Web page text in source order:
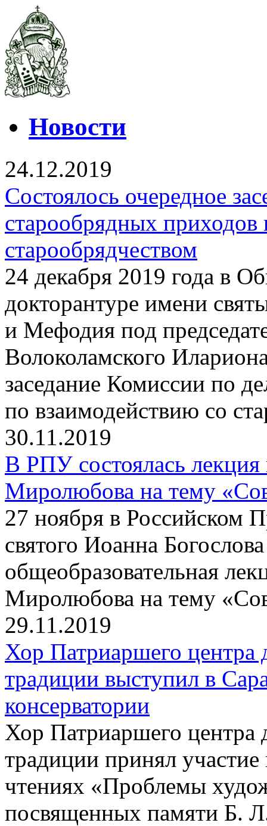
Новости
24.12.2019
Состоялось очередное
старообрядных
старообрядчеством
24 декабря 2019 года в
докторантуре имени
и Мефодия под
Волоколамского
заседание Комиссии по
по взаимодействию со
30.11.2019
В РПУ состоялась
Миролюбова на тему
27 ноября в Российском
святого Иоанна
общеобразовательная
Миролюбова на тему
29.11.2019
Хор Патриаршего центра
традиции выступил в
консерватории
Хор Патриаршего центра
традиции принял
чтениях «Проблемы
посвященных памяти Б.